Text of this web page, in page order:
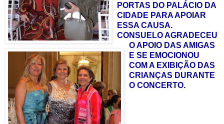
PORTAS DO PALÁCIO DA
CIDADE PARA APOIAR
ESSA CAUSA.
CONSUELO AGRADECEU
O APOIO DAS AMIGAS
E SE EMOCIONOU
COM A EXIBIÇÃO DAS
CRIANÇAS DURANTE
O CONCERTO.